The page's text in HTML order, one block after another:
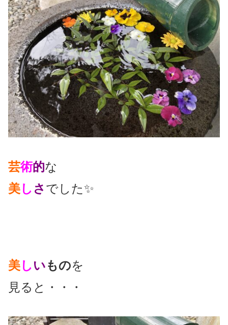
芸術的な
美し さ でした✨
美しいものを
見ると・・・